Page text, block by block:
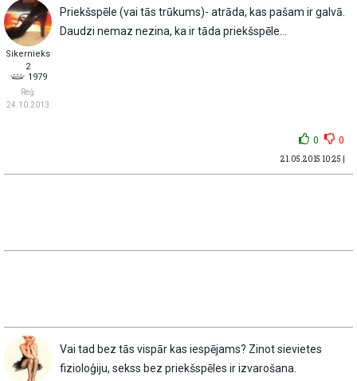
Sikernieks
2
1979
Reģ:
24.10.2013
Priekšspēle (vai tās trūkums)- atrāda, kas pašam ir galvā.
Daudzi nemaz nezina, ka ir tāda priekšspēle...
0 0
21.05.2015 10:25 |
Vai tad bez tās vispār kas iespējams? Zinot sievietes
fizioloģiju, sekss bez priekšspēles ir izvarošana.